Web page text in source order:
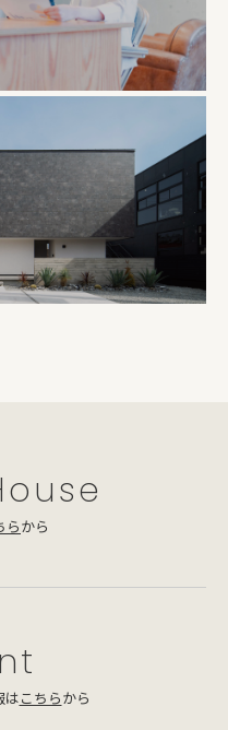
らから
はこちらから